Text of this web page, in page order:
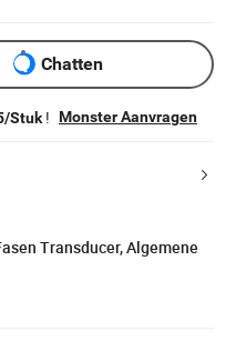
Chatten
Stuk! Monster Aanvragen
Transducer, Algemene